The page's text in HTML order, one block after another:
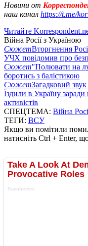
Новини от
наш канал https://t.me/
Читайте
Війна Росії з Україною
СюжетВторгнення
УЧХ повідомив про
Сюжет"Полювати на
боротись з балістикою
СюжетЗагадковий
Їздили в Україну
активістів
СПЕЦТЕМА: Війна
ТЕГИ: ВСУ
Якщо ви помітили
натисніть Ctrl + Enter,